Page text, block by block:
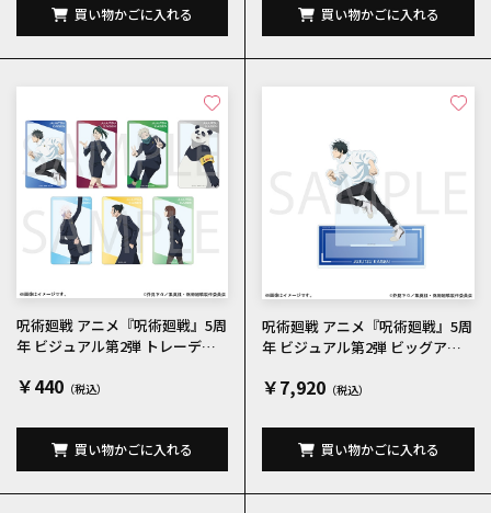
買い物かごに入れる 買い物かごに入れる
呪術廻戦 アニメ『呪術廻戦』5周
年 ビジュアル第2弾 トレーディ
￥440
買い物かごに入れる
呪術廻戦 アニメ『呪術廻戦』5周
年 ビジュアル第2弾 ビッグアク
￥7,920
買い物かごに入れる